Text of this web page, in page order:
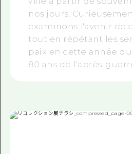
nos jours.
examinons l'avenir de
tout en répétant les
paix en cette année
80 ans de l'après-